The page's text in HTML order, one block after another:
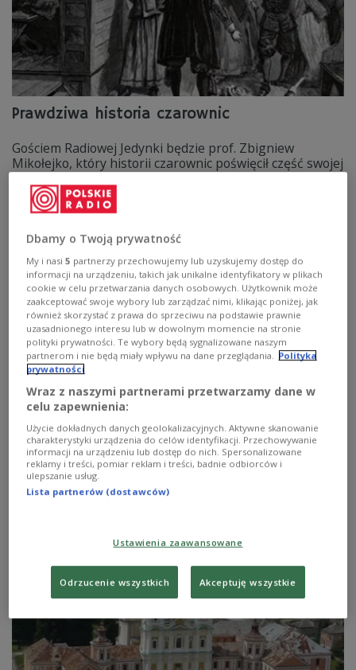
Prawdziwa historia czarownic
Gościem Radiowej Jedynki będzie prof. Zbigniew
Mikołejko, który historii czarownic poświęcił część swojej
pracy pt. "We władzy wisielca".
Zobacz więcej na temat:
Krzemieniec - enklawa Juliusza
Słowackiego
Dla Juliana Ursyna Niemcewicza Krzemieniec był
spokojnym siedliskiem nauk. Dziś jest to małe
miasteczko zachodniej Ukrainy, gdzie stykają się dwie
kultury, a nad wszystkim unosi się duch polskiego
Zobacz więcej na temat:KULTURA POLSKA
Dbamy o Twoją prywatność
My i nasi5 partnerzy przechowujemy lub uzyskujemy dostęp do
informacji na urządzeniu, takich jak unikalne identyfikatory w plikach
cookie w celu przetwarzania danych osobowych. Użytkownik może
zaakceptować swoje wybory lub zarządzać nimi, klikając poniżej, jak
również skorzystać z prawa do sprzeciwu na podstawie prawnie
uzasadnionego interesu lub w dowolnym momencie na stronie
polityki prywatności. Te wybory będą sygnalizowane naszym
partnerom i nie będą miały wpływu na dane przeglądania. Polityka
prywatności
Wraz z naszymi partnerami przetwarzamy dane w
celu zapewnienia:
Użycie dokładnych danych geolokalizacyjnych. Aktywne skanowanie
charakterystyki urządzenia do celów identyfikacji. Przechowywanie
informacji na urządzeniu lub dostęp do nich. Spersonalizowane
reklamy i treści, pomiar reklam i treści, badnie odbiorców i
ulepszanie usług.
Lista partnerów (dostawców)
Ustawienia zaawansowane
Odrzucenie wszystkich Akceptuję wszystkie